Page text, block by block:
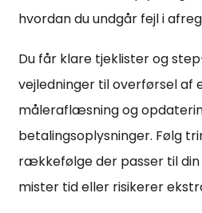
hvordan du undgår fejl i
Du får klare tjeklister og
vejledninger til overførsel af
måleraflæsning og
betalingsoplysninger. Følg
rækkefølge der passer til din
mister tid eller risikerer